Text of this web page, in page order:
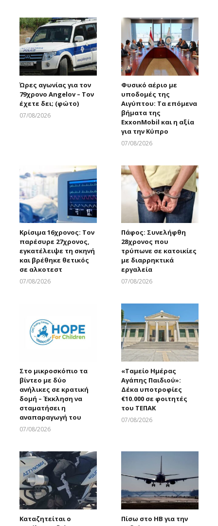
Ώρες αγωνίας για τον
79χρονο Angelov – Τον
έχετε δει; (φώτο)
07/08/2026
Φυσικό αέριο με
υποδομές της
Αιγύπτου: Τα επόμενα
βήματα της
ExxonMobil και η αξία
για την Κύπρο
07/08/2026
Κρίσιμα 16χρονος: Τον
παρέσυρε 27χρονος,
εγκατέλειψε τη σκηνή
και βρέθηκε θετικός
σε αλκοτεστ
07/08/2026
Πάφος: Συνελήφθη
28χρονος που
τρύπωνε σε κατοικίες
με διαρρηκτικά
εργαλεία
07/08/2026
Στο μικροσκόπιο τα
βίντεο με δύο
ανήλικες σε κρατική
δομή – Έκκληση να
σταματήσει η
αναπαραγωγή του
07/08/2026
«Ταμείο Ημέρας
Αγάπης Παιδιού»:
Δέκα υποτροφίες
€10.000 σε φοιτητές
του ΤΕΠΑΚ
07/08/2026
Καταζητείται ο
Πίσω στο ΗΒ για την